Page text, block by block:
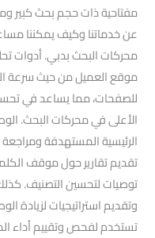
مفتاحية ذات حجم بحث كبير
عن خدماتنا وكيف يمكننا
محركات البحث بدبي. أدوات
موقع العميل من حيث سرعة
للصفحات، مما يساعد في
الأعلى في محركات البحث.
الرئيسية المستهدفة ومراجعة
تقديم تقارير حول موقف
توصيات لتحسين التصنيف. كذلك
وتقديم استراتيجيات لزيادة
تستخدم لفحص وتقييم أداء